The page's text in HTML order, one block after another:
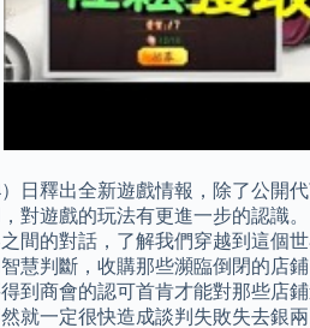
日釋出全新遊戲情報，除了公開
對遊戲的玩法有更進一步的認識
間的對話，了解我們穿越到這
慧判斷，收購那些瀕臨倒閉的店
到商會的認可首肯才能對那些店
就一定很快造成談判失敗失去